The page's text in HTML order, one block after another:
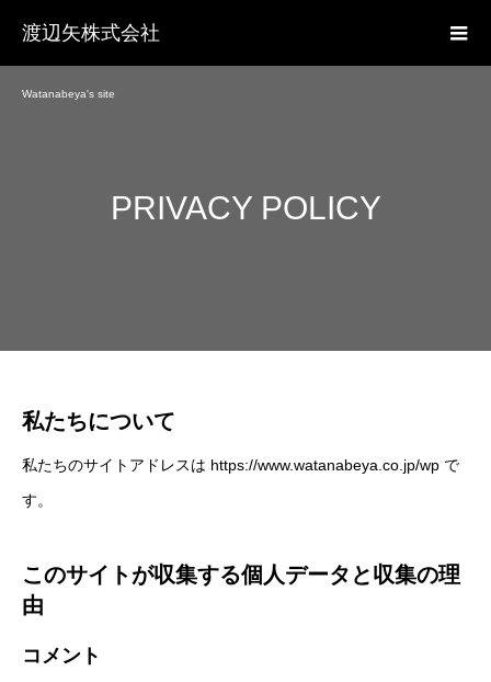
渡辺矢株式会社
Watanabeya's site
PRIVACY POLICY
私たちについて
私たちのサイトアドレスは https://www.watanabeya.co.jp/wp で
す。
このサイトが収集する個人データと収集の理
由
コメント